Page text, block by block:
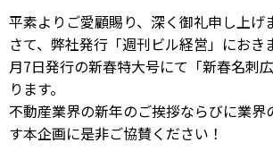
平素よりご愛顧賜り、深く御礼申し上げ
さて、弊社発行「週刊ビル経営」におき
月7日発行の新春特大号にて「新春名刺
ります。
不動産業界の新年のご挨拶ならびに業界
す本企画に是非ご協賛ください！